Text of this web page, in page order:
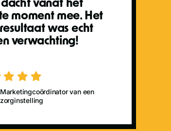
vanaf het
moment mee. Het
was echt
verwachting!
Marketingcoördinator van een
zorginstelling